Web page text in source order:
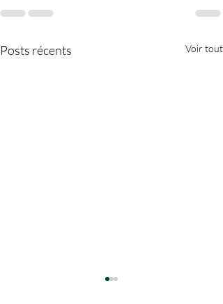
Posts récents Voir tout